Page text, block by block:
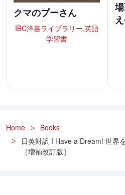
クマのプーさん
IBC洋書ライブラリー,英語
学習書
Home
Books
日英対訳 I Have a Dream! 世界
［増補改訂版］